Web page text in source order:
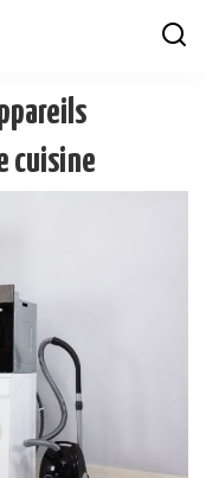
cuisine